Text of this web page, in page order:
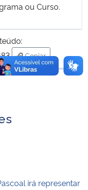
ou Curso.
Copiar
para área de
irá representar